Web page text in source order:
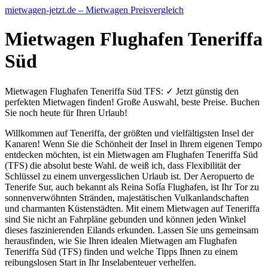
mietwagen-jetzt.de – Mietwagen Preisvergleich
Mietwagen Flughafen Teneriffa
Süd
Mietwagen Flughafen Teneriffa Süd TFS: ✓ Jetzt günstig den
perfekten Mietwagen finden! Große Auswahl, beste Preise. Buchen
Sie noch heute für Ihren Urlaub!
Willkommen auf Teneriffa, der größten und vielfältigsten Insel der
Kanaren! Wenn Sie die Schönheit der Insel in Ihrem eigenen Tempo
entdecken möchten, ist ein Mietwagen am Flughafen Teneriffa Süd
(TFS) die absolut beste Wahl. de weiß ich, dass Flexibilität der
Schlüssel zu einem unvergesslichen Urlaub ist. Der Aeropuerto de
Tenerife Sur, auch bekannt als Reina Sofía Flughafen, ist Ihr Tor zu
sonnenverwöhnten Stränden, majestätischen Vulkanlandschaften
und charmanten Küstenstädten. Mit einem Mietwagen auf Teneriffa
sind Sie nicht an Fahrpläne gebunden und können jeden Winkel
dieses faszinierenden Eilands erkunden. Lassen Sie uns gemeinsam
herausfinden, wie Sie Ihren idealen Mietwagen am Flughafen
Teneriffa Süd (TFS) finden und welche Tipps Ihnen zu einem
reibungslosen Start in Ihr Inselabenteuer verhelfen.